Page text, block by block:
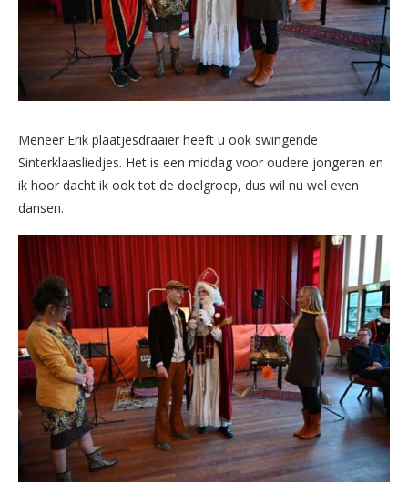
Meneer Erik plaatjesdraaier heeft u ook swingende
Sinterklaasliedjes. Het is een middag voor oudere jongeren en
ik hoor dacht ik ook tot de doelgroep, dus wil nu wel even
dansen.